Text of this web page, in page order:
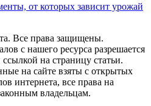
от которых зависит урожай
Все права защищены.
с нашего ресурса разрешается
на страницу статьи.
на сайте взяты с открытых
интернета, все права на
владельцам.